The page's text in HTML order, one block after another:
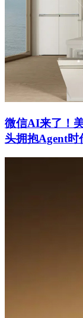
微信AI来了！
头拥抱Agent时